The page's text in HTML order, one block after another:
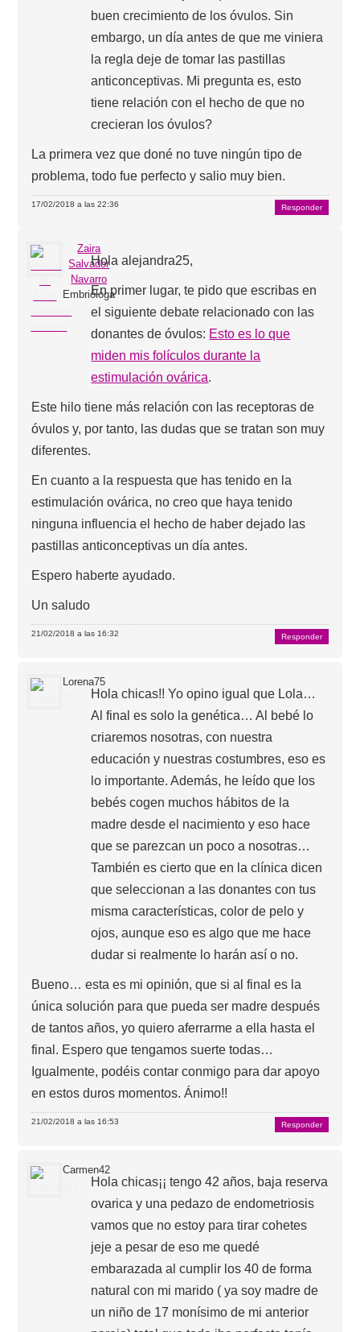
buen crecimiento de los óvulos. Sin
embargo, un día antes de que me viniera
la regla deje de tomar las pastillas
anticonceptivas. Mi pregunta es, esto
tiene relación con el hecho de que no
crecieran los óvulos?
La primera vez que doné no tuve ningún tipo de
problema, todo fue perfecto y salio muy bien.
17/02/2018 a las 22:36 Responder
Zaira
Salvador
Navarro
Embrióloga
Hola alejandra25,
En primer lugar, te pido que escribas en
el siguiente debate relacionado con las
donantes de óvulos: Esto es lo que
miden mis folículos durante la
estimulación ovárica.
Este hilo tiene más relación con las receptoras de
óvulos y, por tanto, las dudas que se tratan son muy
diferentes.
En cuanto a la respuesta que has tenido en la
estimulación ovárica, no creo que haya tenido
ninguna influencia el hecho de haber dejado las
pastillas anticonceptivas un día antes.
Espero haberte ayudado.
Un saludo
21/02/2018 a las 16:32 Responder
Lorena75
Hola chicas!! Yo opino igual que Lola…
Al final es solo la genética… Al bebé lo
criaremos nosotras, con nuestra
educación y nuestras costumbres, eso es
lo importante. Además, he leído que los
bebés cogen muchos hábitos de la
madre desde el nacimiento y eso hace
que se parezcan un poco a nosotras…
También es cierto que en la clínica dicen
que seleccionan a las donantes con tus
misma características, color de pelo y
ojos, aunque eso es algo que me hace
dudar si realmente lo harán así o no.
Bueno… esta es mi opinión, que si al final es la
única solución para que pueda ser madre después
de tantos años, yo quiero aferrarme a ella hasta el
final. Espero que tengamos suerte todas…
Igualmente, podéis contar conmigo para dar apoyo
en estos duros momentos. Ánimo!!
21/02/2018 a las 16:53 Responder
Carmen42
Hola chicas¡¡ tengo 42 años, baja reserva
ovarica y una pedazo de endometriosis
vamos que no estoy para tirar cohetes
jeje a pesar de eso me quedé
embarazada al cumplir los 40 de forma
natural con mi marido ( ya soy madre de
un niño de 17 monísimo de mi anterior